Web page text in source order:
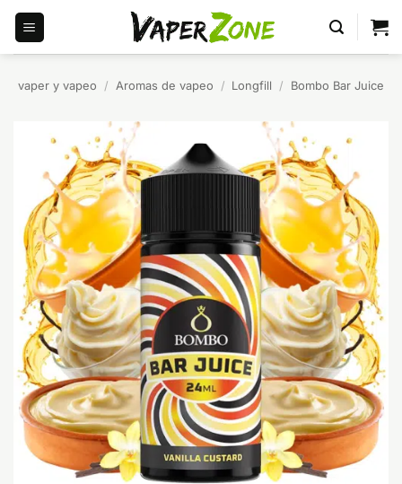
Saltar
contenido
vaper y vapeo / Aromas de vapeo / Longfill / Bombo Bar Juice